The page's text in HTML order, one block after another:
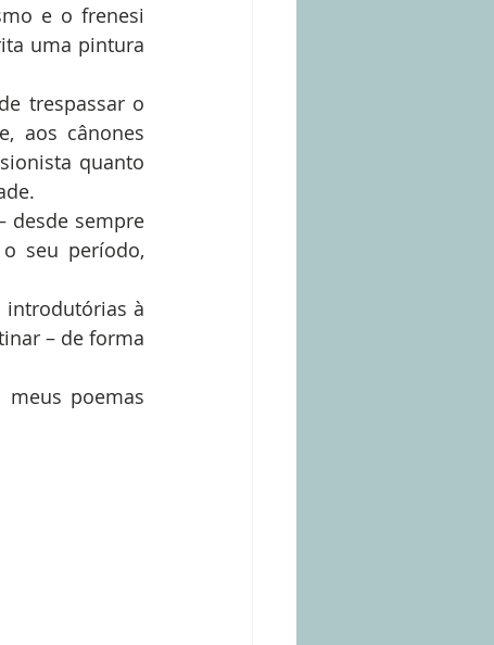
e o frenesi
uma pintura
trespassar o
aos cânones
quanto
desde sempre
seu período,
introdutórias à
– de forma
poemas